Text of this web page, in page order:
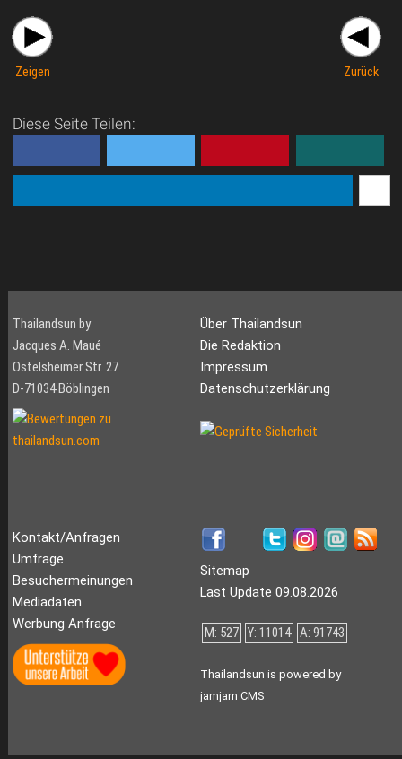
Zeigen Zurück
Diese Seite Teilen:
Thailandsun by
Jacques A. Maué
Ostelsheimer Str. 27
D-71034 Böblingen
Über Thailandsun
Die Redaktion
Impressum
Datenschutzerklärung
Kontakt/Anfragen
Umfrage
Besuchermeinungen
Mediadaten
Werbung Anfrage
Sitemap
Last Update 09.08.2026
M: 527 Y: 11014 A: 91743
Thailandsun is powered by
jamjam CMS